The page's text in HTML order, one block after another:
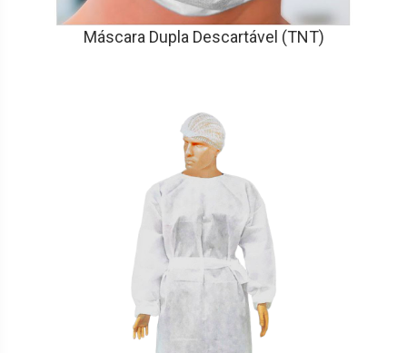
Máscara Dupla Descartável (TNT)